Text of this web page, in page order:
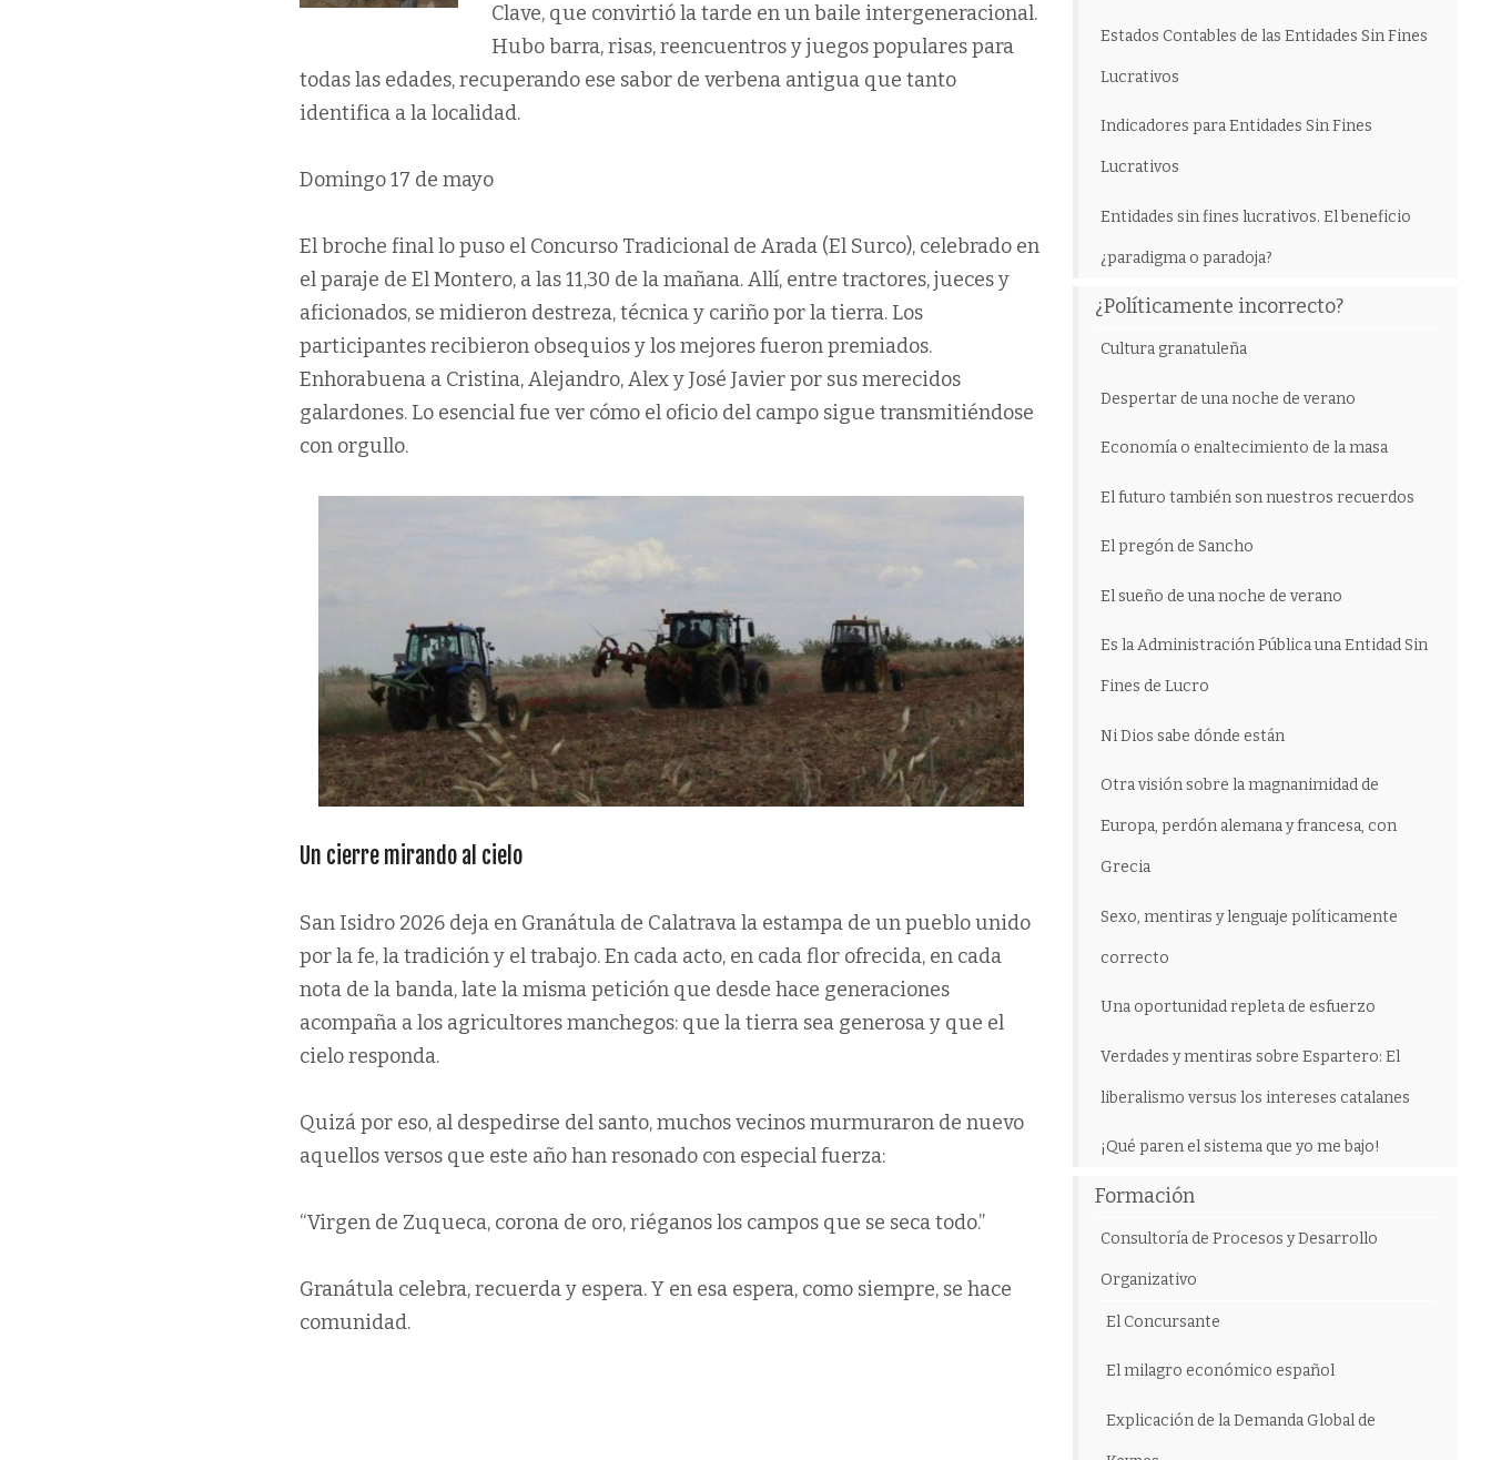
Clave, que convirtió la tarde en un baile intergeneracional.
Hubo barra, risas, reencuentros y juegos populares para
todas las edades, recuperando ese sabor de verbena antigua que tanto
identifica a la localidad.
Domingo 17 de mayo
El broche final lo puso el Concurso Tradicional de Arada (El Surco), celebrado en
el paraje de El Montero, a las 11,30 de la mañana. Allí, entre tractores, jueces y
aficionados, se midieron destreza, técnica y cariño por la tierra. Los
participantes recibieron obsequios y los mejores fueron premiados.
Enhorabuena a Cristina, Alejandro, Alex y José Javier por sus merecidos
galardones. Lo esencial fue ver cómo el oficio del campo sigue transmitiéndose
con orgullo.
Un cierre mirando al cielo
San Isidro 2026 deja en Granátula de Calatrava la estampa de un pueblo unido
por la fe, la tradición y el trabajo. En cada acto, en cada flor ofrecida, en cada
nota de la banda, late la misma petición que desde hace generaciones
acompaña a los agricultores manchegos: que la tierra sea generosa y que el
cielo responda.
Quizá por eso, al despedirse del santo, muchos vecinos murmuraron de nuevo
aquellos versos que este año han resonado con especial fuerza:
“Virgen de Zuqueca, corona de oro, riéganos los campos que se seca todo.”
Granátula celebra, recuerda y espera. Y en esa espera, como siempre, se hace
comunidad.
Estados Contables de las Entidades Sin Fines
Lucrativos
Indicadores para Entidades Sin Fines
Lucrativos
Entidades sin fines lucrativos. El beneficio
¿paradigma o paradoja?
¿Políticamente incorrecto?
Cultura granatuleña
Despertar de una noche de verano
Economía o enaltecimiento de la masa
El futuro también son nuestros recuerdos
El pregón de Sancho
El sueño de una noche de verano
Es la Administración Pública una Entidad Sin
Fines de Lucro
Ni Dios sabe dónde están
Otra visión sobre la magnanimidad de
Europa, perdón alemana y francesa, con
Grecia
Sexo, mentiras y lenguaje políticamente
correcto
Una oportunidad repleta de esfuerzo
Verdades y mentiras sobre Espartero: El
liberalismo versus los intereses catalanes
¡Qué paren el sistema que yo me bajo!
Formación
Consultoría de Procesos y Desarrollo
Organizativo
El Concursante
El milagro económico español
Explicación de la Demanda Global de